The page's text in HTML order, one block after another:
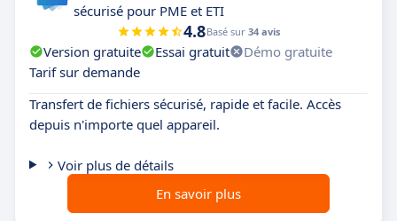
sécurisé pour PME et ETI
4.8Basé sur 34 avis
Version gratuite Essai gratuit
Démo gratuite
Tarif sur demande
Transfert de fichiers sécurisé, rapide et facile. Accès
depuis n'importe quel appareil.
Voir plus de détails
En savoir plus